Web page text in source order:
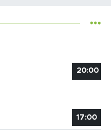
20:00
17:00